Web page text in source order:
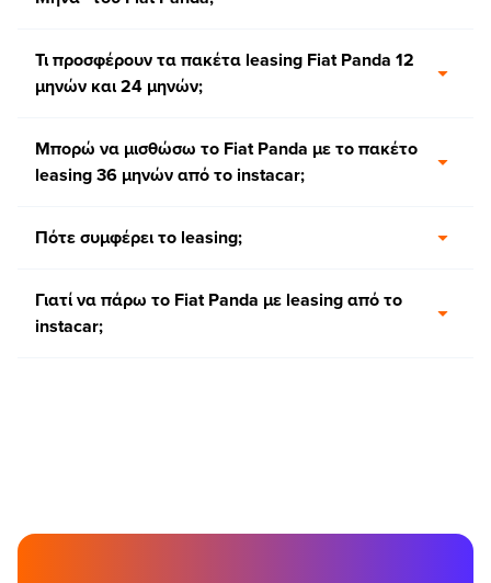
Τι προσφέρουν τα πακέτα leasing Fiat Panda 12
μηνών και 24 μηνών;
Μπορώ να μισθώσω το Fiat Panda με το πακέτο
leasing 36 μηνών από το instacar;
Πότε συμφέρει το leasing;
Γιατί να πάρω το Fiat Panda με leasing από το
instacar;